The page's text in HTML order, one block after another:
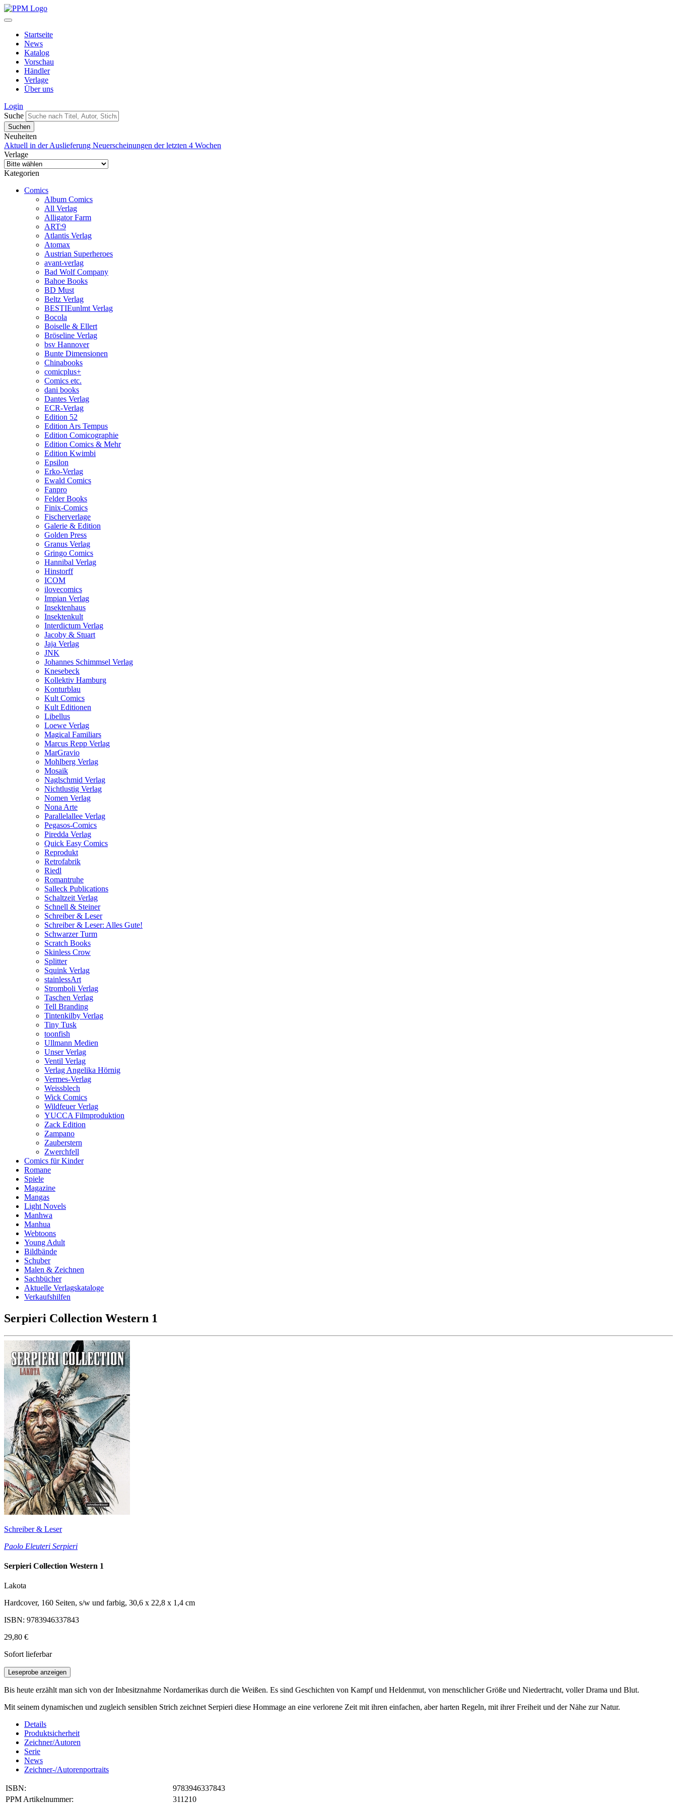
Startseite
News
Katalog
Vorschau
Händler
Verlage
Über uns
Login
Suche
Neuheiten
Aktuell in der Auslieferung Neuerscheinungen der letzten 4 Wochen
Verlage
Kategorien
Comics
Album Comics
All Verlag
Alligator Farm
ART:9
Atlantis Verlag
Atomax
Austrian Superheroes
avant-verlag
Bad Wolf Company
Bahoe Books
BD Must
Beltz Verlag
BESTIEunlmt Verlag
Bocola
Boiselle & Ellert
Bröseline Verlag
bsv Hannover
Bunte Dimensionen
Chinabooks
comicplus+
Comics etc.
dani books
Dantes Verlag
ECR-Verlag
Edition 52
Edition Ars Tempus
Edition Comicographie
Edition Comics & Mehr
Edition Kwimbi
Epsilon
Erko-Verlag
Ewald Comics
Fanpro
Felder Books
Finix-Comics
Fischerverlage
Galerie & Edition
Golden Press
Granus Verlag
Gringo Comics
Hannibal Verlag
Hinstorff
ICOM
ilovecomics
Impian Verlag
Insektenhaus
Insektenkult
Interdictum Verlag
Jacoby & Stuart
Jaja Verlag
JNK
Johannes Schimmsel Verlag
Knesebeck
Kollektiv Hamburg
Konturblau
Kult Comics
Kult Editionen
Libellus
Loewe Verlag
Magical Familiars
Marcus Repp Verlag
MarGravio
Mohlberg Verlag
Mosaik
Naglschmid Verlag
Nichtlustig Verlag
Nomen Verlag
Nona Arte
Parallelallee Verlag
Pegasos-Comics
Piredda Verlag
Quick Easy Comics
Reprodukt
Retrofabrik
Riedl
Romantruhe
Salleck Publications
Schaltzeit Verlag
Schnell & Steiner
Schreiber & Leser
Schreiber & Leser: Alles Gute!
Schwarzer Turm
Scratch Books
Skinless Crow
Splitter
Squink Verlag
stainlessArt
Stromboli Verlag
Taschen Verlag
Tell Branding
Tintenkilby Verlag
Tiny Tusk
toonfish
Ullmann Medien
Unser Verlag
Ventil Verlag
Verlag Angelika Hörnig
Vermes-Verlag
Weissblech
Wick Comics
Wildfeuer Verlag
YUCCA Filmproduktion
Zack Edition
Zampano
Zauberstern
Zwerchfell
Comics für Kinder
Romane
Spiele
Magazine
Mangas
Light Novels
Manhwa
Manhua
Webtoons
Young Adult
Bildbände
Schuber
Malen & Zeichnen
Sachbücher
Aktuelle Verlagskataloge
Verkaufshilfen
Serpieri Collection Western 1
Schreiber & Leser
Paolo Eleuteri Serpieri
Serpieri Collection Western 1
Lakota
Hardcover, 160 Seiten, s/w und farbig, 30,6 x 22,8 x 1,4 cm
ISBN: 9783946337843
29,80 €
Sofort lieferbar
Leseprobe anzeigen
Bis heute erzählt man sich von der Inbesitznahme Nordamerikas durch die Weißen. Es sind Geschichten von Kampf und Heldenmut, von menschlicher Größe und Niedertracht, voller Drama und Blut.
Mit seinem dynamischen und zugleich sensiblen Strich zeichnet Serpieri diese Hommage an eine verlorene Zeit mit ihren einfachen, aber harten Regeln, mit ihrer Freiheit und der Nähe zur Natur.
Details
Produktsicherheit
Zeichner/Autoren
Serie
News
Zeichner-/Autorenportraits
ISBN:
9783946337843
PPM Artikelnummer:
311210